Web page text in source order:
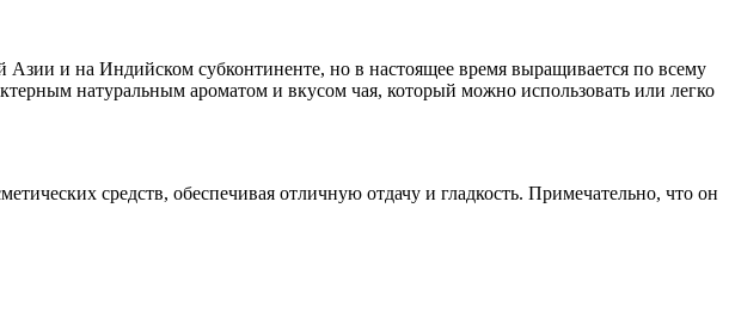
и на Индийском субконтиненте, но в настоящее время выращивается по всему
натуральным ароматом и вкусом чая, который можно использовать или легко
средств, обеспечивая отличную отдачу и гладкость. Примечательно, что он